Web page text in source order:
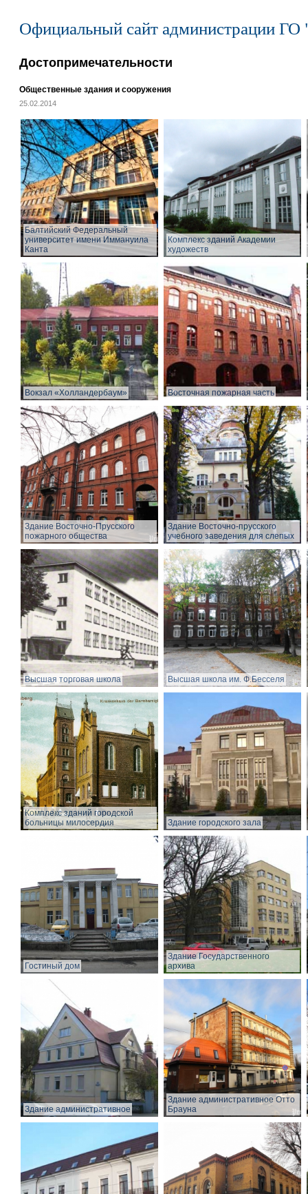
Официальный сайт администрации ГО
Достопримечательности
Общественные здания и сооружения
25.02.2014
Балтийский Федеральный
университет имени Иммануила
Канта
Комплекс зданий Академии
художеств
Вокзал «Холландербаум» Восточная пожарная часть
Здание Восточно-Прусского
пожарного общества
Здание Восточно-прусского
учебного заведения для слепых
Высшая торговая школа Высшая школа им. Ф.Бесселя
Комплекс зданий городской
больницы милосердия
Здание городского зала
Гостиный дом
Здание Государственного
архива
Здание административное
Здание административное Отто
Брауна